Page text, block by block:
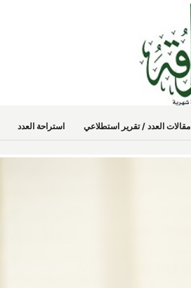
مقالات العدد / تقرير استطلاعي استراحة العدد